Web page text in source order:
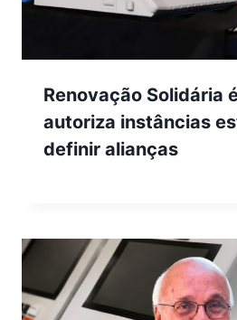
Renovação Solidária
autoriza instâncias
definir alianças